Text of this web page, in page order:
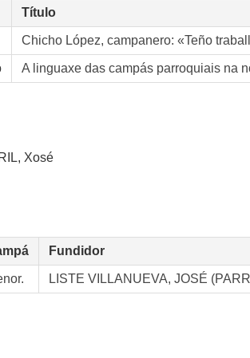
Título
Chicho López, campanero: «Teño
A linguaxe das campás parroquiais na
Xosé
Fundidor
LISTE VILLANUEVA, JOSÉ